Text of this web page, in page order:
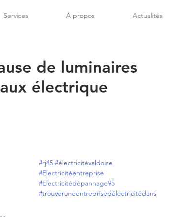
Services À propos Actualités
de luminaires
électrique
#rj45 #électricitévaldoise
#Electricitéentreprise
#Electricitédépannage95
#trouveruneentreprisedélectricitédans